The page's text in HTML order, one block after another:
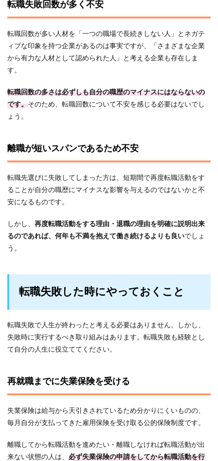
転職失敗回数が多く不安
転職回数が多い人材を「一つの職場で長続きしない人」とネガテ
ィブな印象を持つ企業があるのは事実ですが、「さまざまな企業
から有力な人材として認められた人」と考える企業も存在しま
す。
転職回数の多さは必ずしも自分の職歴のマイナスにはならないの
です。そのため、転職回数について不安を感じる必要はないでし
ょう。
離職が短いスパンであるため不安
転職先選びに失敗してしまった方は、短期間で再度転職活動をす
ることが自分の職歴にマイナスな影響を与えるのではないかと不
安になるものです。
しかし、 再度転職活動をする理由・退職の理由を明確に説明出来
るのであれば、何年も不満を抱えて働き続けるよりも良いでしょ
う。
転職失敗した時にやっておくこと
転職失敗で人生が終わったと考える必要はありません。しかし、
失敗時に実行するべき取り組みはあります。転職失敗も経験とし
て自分の人生に役立ててください。
再就職までに失業保険を受ける
失業保険は給与から天引きされているため分かりにくいものの、
毎月自分が支払ってきた雇用保険を受け取る公的保険制度です。
離職してから転職活動を進めたい・離職しなければ転職活動が出
来ない状態の人は、 必ず失業保険の申請をしてから転職活動を行